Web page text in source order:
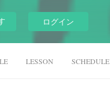
ログイン
LESSON SCHEDULE